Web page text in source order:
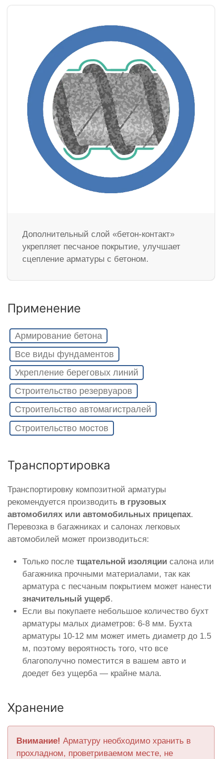
Дополнительный слой «бетон-контакт»
укрепляет песчаное покрытие, улучшает
сцепление арматуры с бетоном.
Применение
Армирование бетона
Все виды фундаментов
Укрепление береговых линий
Строительство резервуаров
Строительство автомагистралей
Строительство мостов
Транспортировка
Транспортировку композитной арматуры
рекомендуется производить в грузовых
автомобилях или автомобильных прицепах.
Перевозка в багажниках и салонах легковых
автомобилей может производиться:
Только после тщательной изоляции салона или
багажника прочными материалами, так как
арматура с песчаным покрытием может нанести
значительный ущерб.
Если вы покупаете небольшое количество бухт
арматуры малых диаметров: 6-8 мм. Бухта
арматуры 10-12 мм может иметь диаметр до 1.5
м, поэтому вероятность того, что все
благополучно поместится в вашем авто и
доедет без ущерба — крайне мала.
Хранение
Внимание! Арматуру необходимо хранить в
прохладном, проветриваемом месте, не